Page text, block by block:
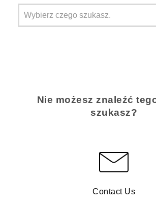
Nie możesz znaleźć
szukasz?
Contact Us